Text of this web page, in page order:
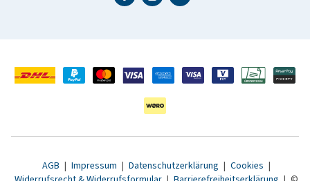
AGB | Impressum | Datenschutzerklärung | Cookies |